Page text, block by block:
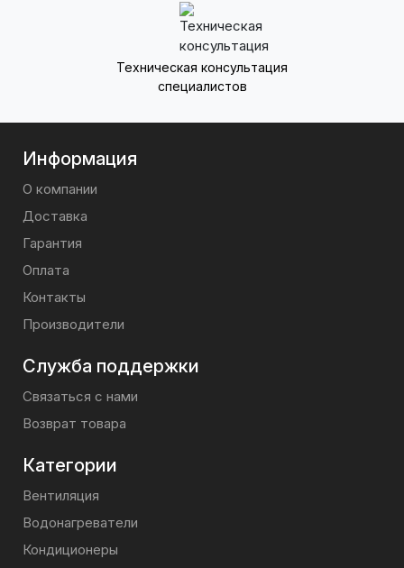
Техническая консультация
специалистов
Информация
О компании
Доставка
Гарантия
Оплата
Контакты
Производители
Служба поддержки
Связаться с нами
Возврат товара
Категории
Вентиляция
Водонагреватели
Кондиционеры